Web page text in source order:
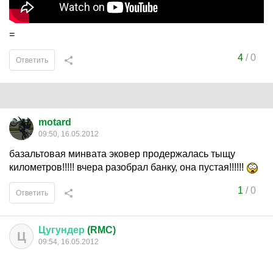
=
4/0
Ответить
motard
09:50, 16.05.2012
базальтовая минвата эковер продержалась тыщу
километров!!!!! вчера разобрал банку, она пустая!!!!!!
1 /0
Ответить
Ц Цугундер (RMC)
09:54, 16.05.2012